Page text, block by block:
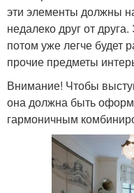
эти элементы должны
недалеко друг от
потом уже легче будет
прочие предметы
Внимание! Чтобы
она должна быть
гармоничным